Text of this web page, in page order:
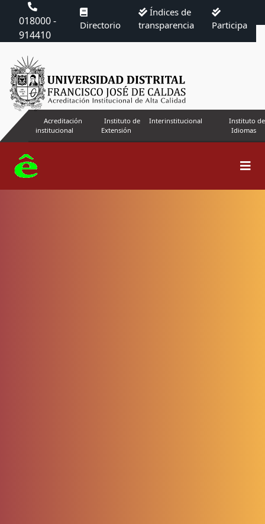
018000 -
914410
Directorio
Índices de
transparencia
Participa
Acreditación
institucional
Instituto de
Extensión
Interinstitucional
Instituto de
Idiomas